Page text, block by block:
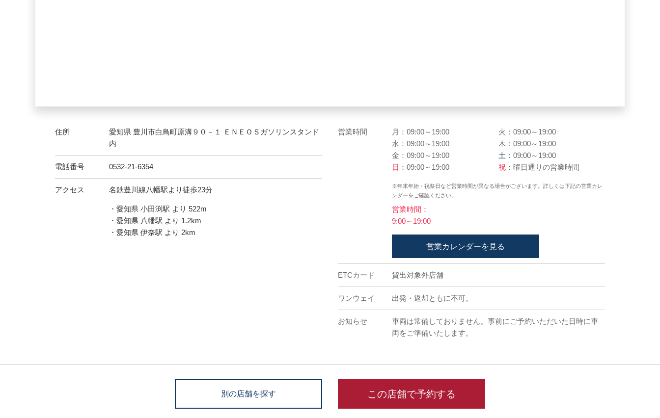
住所
愛知県 豊川市白鳥町原溝９０－１ ＥＮＥＯＳガソリンスタンド
内
電話番号 0532-21-6354
アクセス 名鉄豊川線八幡駅より徒歩23分
・愛知県 小田渕駅 より 522m
・愛知県 八幡駅 より 1.2km
・愛知県 伊奈駅 より 2km
営業時間 月：09:00～19:00
火：09:00～19:00
水：09:00～19:00
木：09:00～19:00
金：09:00～19:00
土 ：09:00～19:00
日 ：09:00～19:00 祝 ：曜日通りの営業時間
※年末年始・祝祭日など営業時間が異なる場合がございます。詳しくは下記の営業カレ
ンダーをご確認ください。
営業時間：
9:00～19:00
営業カレンダーを見る
ETCカード 貸出対象外店舗
ワンウェイ 出発・返却ともに不可。
お知らせ
車両は常備しておりません。事前にご予約いただいた日時に車
両をご準備いたします。
別の店舗を探す この店舗で予約する